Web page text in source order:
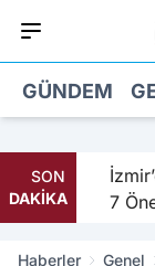
GÜNDEM
SON
DAKİKA
7
Haberler Genel